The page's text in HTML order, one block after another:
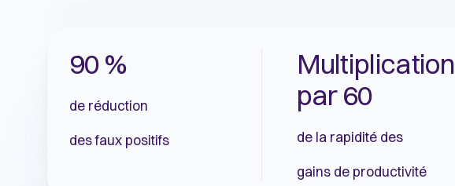
90 %
de réduction
des faux positifs
Multiplication
par 60
de la rapidité des
gains de productivité